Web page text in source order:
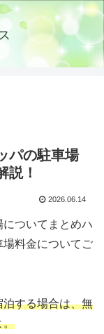
パの駐車場
説！
2026.06.14
ついてまとめハ
場料金についてご
する場合は、無
。